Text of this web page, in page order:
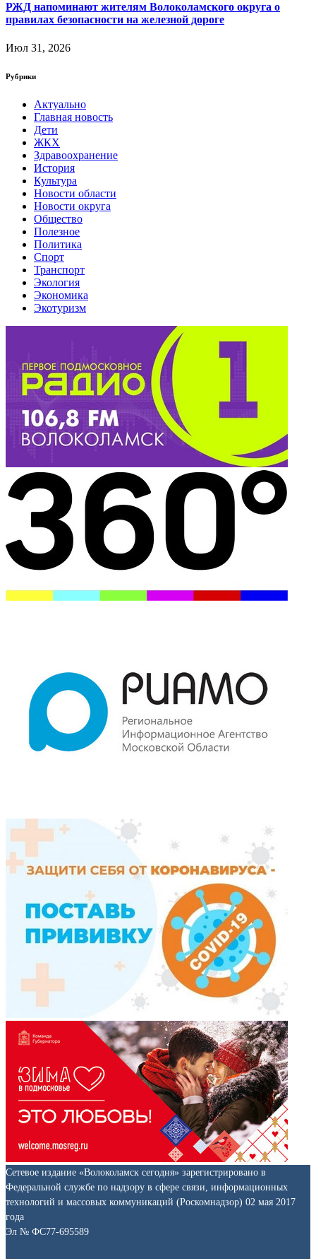
РЖД напоминают жителям Волоколамского округа о
правилах безопасности на железной дороге
Июл 31, 2026
Рубрики
Актуально
Главная новость
Дети
ЖКХ
Здравоохранение
История
Культура
Новости области
Новости округа
Общество
Полезное
Политика
Спорт
Транспорт
Экология
Экономика
Экотуризм
Сетевое издание «Волоколамск сегодня» зарегистрировано в
Федеральной службе по надзору в сфере связи, информационных
технологий и массовых коммуникаций (Роскомнадзор) 02 мая 2017
года
Эл № ФС77-695589